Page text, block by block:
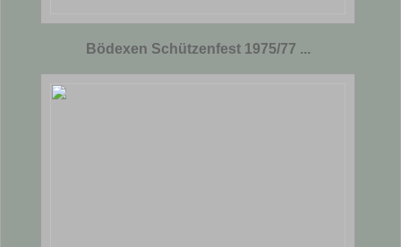
Bödexen Schützenfest 1975/77 ...